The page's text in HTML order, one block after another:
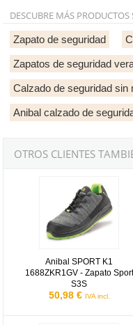
DESCUBRE MÁS
Zapato de seguridad
Zapatos de seguridad
Calzado de seguridad sin
Anibal calzado de
OTROS CLIENTES
Anibal SPORT K1
1688ZKR1GV - Zapato Sport
S3S
50,98 € IVA incl.